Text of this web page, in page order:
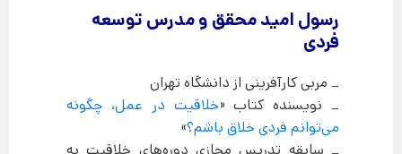
رسول امید محقق و مدرس توسعه
فردی
_ مربی کارآفرینی از دانشگاه تهران
_ نویسنده کتاب «خلاقیت در عمل، چگونه
می‌توانم فردی خلاق باشم؟»